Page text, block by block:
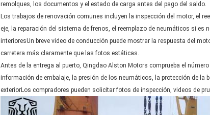
remolques, los documentos y el estado de carga antes del pago del saldo.
Los trabajos de renovación comunes incluyen la inspección del motor, el
eje, la reparación del sistema de frenos, el reemplazo de neumáticos si es
interioresUn breve video de conducción puede mostrar la respuesta del
carretera más claramente que las fotos estáticas.
Antes de la entrega al puerto, Qingdao Alston Motors comprueba el
información de embalaje, la presión de los neumáticos, la protección de la
exteriorLos compradores pueden solicitar fotos de inspección, videos de